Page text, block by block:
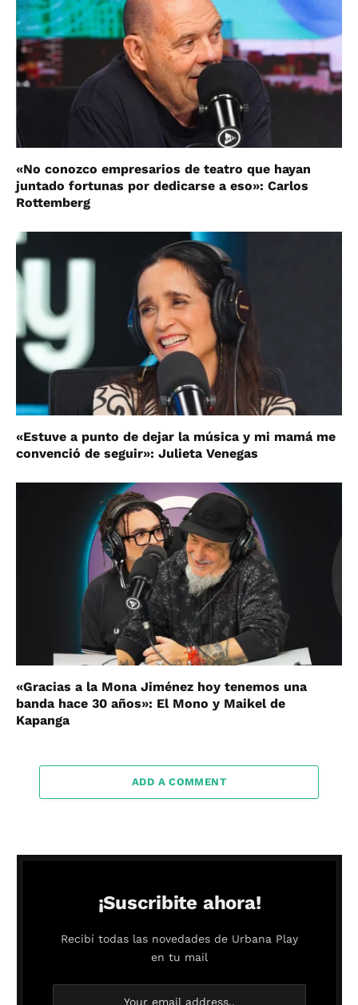
«No conozco empresarios de teatro que hayan
juntado fortunas por dedicarse a eso»: Carlos
Rottemberg
«Estuve a punto de dejar la música y mi mamá me
convenció de seguir»: Julieta Venegas
«Gracias a la Mona Jiménez hoy tenemos una
banda hace 30 años»: El Mono y Maikel de
Kapanga
ADD A COMMENT
¡Suscribite ahora!
Recibí todas las novedades de Urbana Play
en tu mail